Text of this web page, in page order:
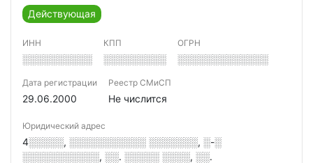
Действующая
ИНН
░░░░░░░░░░
КПП
░░░░░░░░░
ОГРН
░░░░░░░░░░░░░
Дата регистрации
29.06.2000
Реестр СМиСП
Не числится
Юридический адрес
4░░░░░, ░░░░░░░░░░░ ░░░░░░░, ░-░
░░░░░░░░░░░, ░░. ░░░░░ ░░░░, ░░.